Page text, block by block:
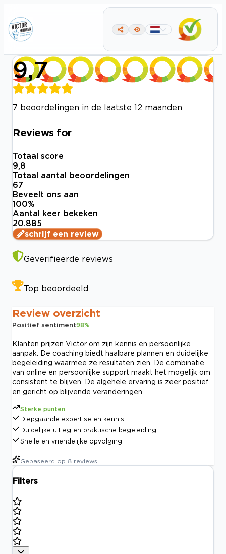
9,7
7 beoordelingen in de laatste 12 maanden
Reviews for
Totaal score
9,8
Totaal aantal beoordelingen
67
Beveelt ons aan
100%
Aantal keer bekeken
20.885
schrijf een review
Geverifieerde reviews
Top beoordeeld
Review overzicht
Positief sentiment98%
Klanten prijzen Victor om zijn kennis en persoonlijke
aanpak. De coaching biedt haalbare plannen en duidelijke
begeleiding waarmee ze resultaten zien. De combinatie
van online en persoonlijke support maakt het mogelijk om
consistent te blijven. De algehele ervaring is zeer positief
en gericht op blijvende veranderingen.
Sterke punten
Diepgaande expertise en kennis
Duidelijke uitleg en praktische begeleiding
Snelle en vriendelijke opvolging
Gebaseerd op 8 reviews
Filters